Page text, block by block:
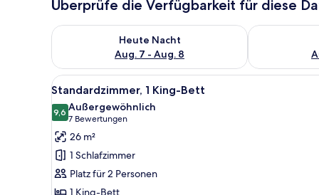
Überprüfe die Verfügbarkeit für diese
Heute Nacht
Aug. 7 - Aug. 8
Überprüfe die Verfügbarkeit für heute Nacht, Aug. 7
Überprüfe
Alle
Fotos
für
Standardzimmer,
1 King-
Bett
anzeigen
Ein ordentlich bezogenes
5
Standardzimmer, 1 King-Bett
9,69,6 von 10
Außergewöhnlich
7 Bewertungen
(7
Bewertungen)
26 m²
1 Schlafzimmer
Platz für 2 Personen
1 King-Bett